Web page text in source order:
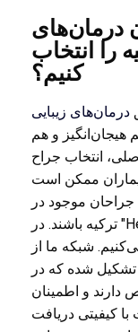
درمان‌های
را انتخاب
کنیم؟
درمان‌های زیبایی
هیجان‌انگیز و هم
انتخاب جراح
ممکن است
موجود در
ترکیه باشند. در "Healthy Türkiye"، ما اهمیت انتخاب
شبکه ما از
شده که در
دارند و اطمینان
کیفیتی دریافت